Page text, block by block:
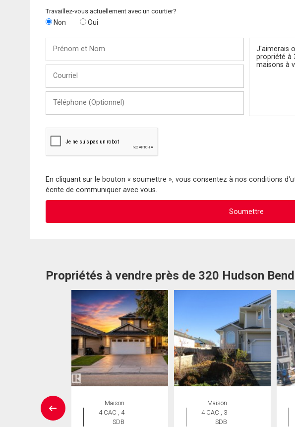
Travaillez-vous actuellement avec un courtier?
Non Oui
Nom
(Optionnel)
En cliquant sur le bouton « soumettre », vous consentez à nos conditions
écrite de communiquer avec vous.
Propriétés à vendre près de 320 Hudson
Maison
4 CAC , 4
SDB
Maison
4 CAC , 3
SDB